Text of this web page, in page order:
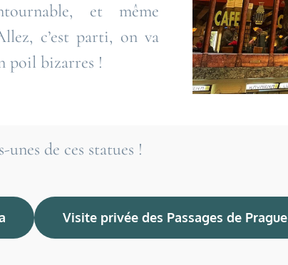
et même
c’est parti, on va
poil bizarres !
de ces statues !
Visite privée des Passages de Prague